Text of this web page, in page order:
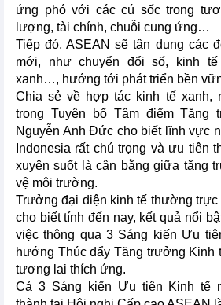
ứng phó với các cú sốc trong
lượng, tài chính, chuỗi cung ứng…
Tiếp đó, ASEAN sẽ tận dụng các
mới, như chuyển đổi số, kinh
xanh…, hướng tới phát triển bền
Chia sẻ về hợp tác kinh tế xanh,
trong Tuyên bố Tâm điểm Tăng
Nguyễn Anh Đức cho biết lĩnh vực
Indonesia rất chú trọng và ưu tiên
xuyên suốt là cân bằng giữa tăng
vệ môi trường.
Trưởng đại diện kinh tế thường trực
cho biết tính đến nay, kết quả nổi
việc thông qua 3 Sáng kiến Ưu
hướng Thúc đẩy Tăng trưởng Kinh
tương lai thích ứng.
Cả 3 Sáng kiến Ưu tiên Kinh tế